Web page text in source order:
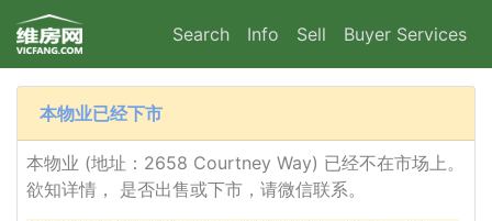
Search Info Sell Buyer Services
本物业已经下市
本物业 (地址：2658 Courtney Way) 已经不在市场上。
欲知详情， 是否出售或下市，请微信联系。